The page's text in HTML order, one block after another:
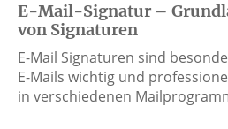
E-Mail-Signatur –
von Signaturen
E-Mail Signaturen sind
E-Mails wichtig und
in verschiedenen